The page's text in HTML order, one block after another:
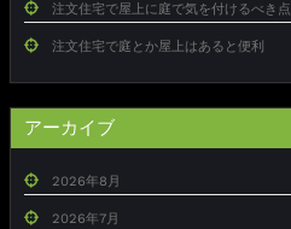
注文住宅で屋上に庭で気を付けるべき点
注文住宅で庭とか屋上はあると便利
アーカイブ
2026年8月
2026年7月